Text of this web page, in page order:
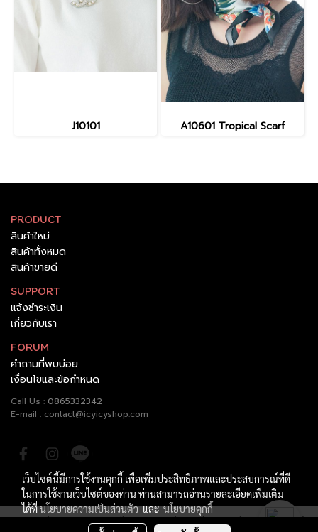
J10101 A10601 Tropical Scarf
PRODUCT
สินค้าใหม่
สินค้าทั้งหมด
สินค้าขายดี
SUPPORT
แจ้งชำระเงิน
เกี่ยวกับเรา
FORUM
คำถามที่พบบ่อย
เงื่อนไขและข้อกำหนด
Call Us : 0865332342
E-mail : contact@icyicyshop.com
Copyright 2008 icyicy. All content in this website is the copyright of
เว็บไซต์นี้มีการใช้งานคุกกี้ เพื่อเพิ่มประสิทธิภาพและประสบการณ์ที่ดี
ในการใช้งานเว็บไซต์ของท่าน ท่านสามารถอ่านรายละเอียดเพิ่มเติม
ได้ที่นโยบายความเป็นส่วนตัวและนโยบายคุกกี้